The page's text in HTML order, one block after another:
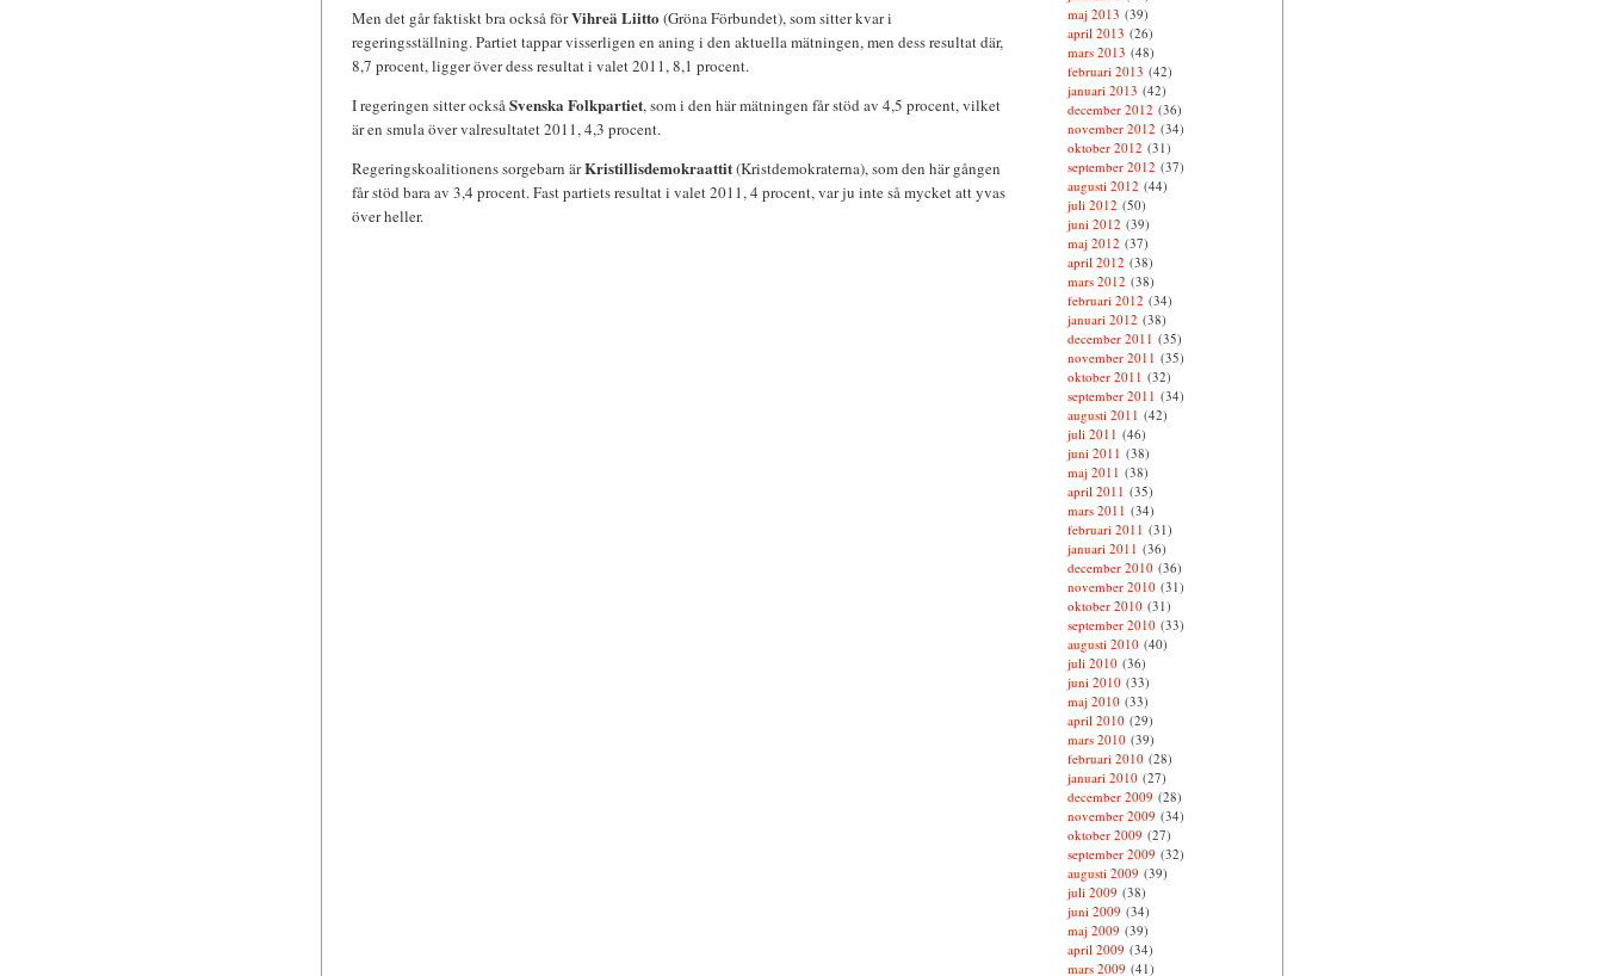
Men det går faktiskt bra också förVihreä Liitto (Gröna Förbundet), som sitter kvar i
regeringsställning. Partiet tappar visserligen en aning i den aktuella mätningen, men dess resultat där,
8,7 procent, ligger över dess resultat i valet 2011, 8,1 procent.
I regeringen sitter ocksåSvenska Folkpartiet, som i den här mätningen får stöd av 4,5 procent, vilket
är en smula över valresultatet 2011, 4,3 procent.
Regeringskoalitionens sorgebarn ärKristillisdemokraattit(Kristdemokraterna), som den här gången
får stöd bara av 3,4 procent. Fast partiets resultat i valet 2011, 4 procent, var ju inte så mycket att yvas
över heller.
maj 2013 (39)
april 2013 (26)
mars 2013 (48)
februari 2013 (42)
januari 2013 (42)
december 2012 (36)
november 2012 (34)
oktober 2012 (31)
september 2012 (37)
augusti 2012 (44)
juli 2012 (50)
juni 2012 (39)
maj 2012 (37)
april 2012 (38)
mars 2012 (38)
februari 2012 (34)
januari 2012 (38)
december 2011 (35)
november 2011 (35)
oktober 2011 (32)
september 2011 (34)
augusti 2011 (42)
juli 2011 (46)
juni 2011 (38)
maj 2011 (38)
april 2011 (35)
mars 2011 (34)
februari 2011 (31)
januari 2011 (36)
december 2010(36)
november 2010(31)
oktober 2010(31)
september 2010(33)
augusti 2010(40)
juli 2010(36)
juni 2010(33)
maj 2010(33)
april 2010(29)
mars 2010(39)
februari 2010(28)
januari 2010(27)
december 2009 (28)
november 2009 (34)
oktober 2009 (27)
september 2009 (32)
augusti 2009 (39)
juli 2009 (38)
juni 2009 (34)
maj 2009 (39)
april 2009 (34)
mars 2009 (41)